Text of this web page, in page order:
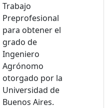
Trabajo
Preprofesional
para obtener el
grado de
Ingeniero
Agrónomo
otorgado por la
Universidad de
Buenos Aires.